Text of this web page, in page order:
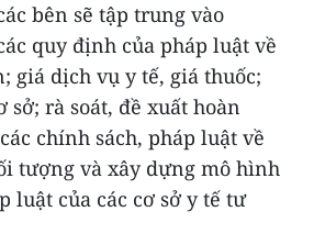
bên sẽ tập trung vào
quy định của pháp luật về
giá dịch vụ y tế, giá thuốc;
rà soát, đề xuất hoàn
chính sách, pháp luật về
tượng và xây dựng mô hình
luật của các cơ sở y tế tư